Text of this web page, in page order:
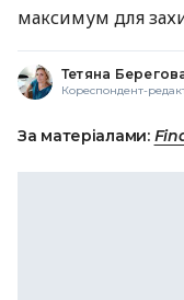
максимум для
Тетяна
Кореспондент-
За матеріалами: